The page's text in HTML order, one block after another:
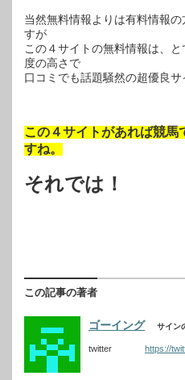
当然無料情報よりは有料情報
すが
この４サイトの無料情報は、
度の高さで
口コミでも話題騒然の超優良サ
この４サイトがあれば競
すね。
それでは！
この記事の著者
ゴーイング サイン
twitter https://